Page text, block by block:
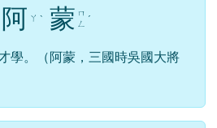
阿 ㄚ ˋ 蒙 ㄇ
ㄥ
ˊ
學。（阿蒙，三國時吳國大將